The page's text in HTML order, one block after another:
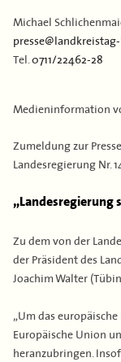
Michael
Tel. 0711/22462-28
Medieninformation
Zumeldung zur
Landesregierung Nr.
„Landesregierung
Zu dem von der
der Präsident des
Joachim Walter
„Um das
Europäische Union
heranzubringen.